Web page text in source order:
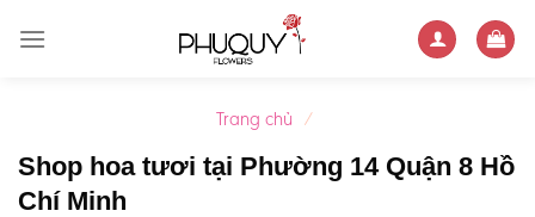
Trang chủ /
Shop hoa tươi tại Phường 14 Quận 8 Hồ
Chí Minh